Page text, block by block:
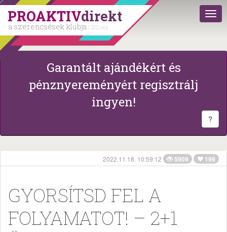
PROAKTIVdirekt
a szerencsések klubja | 2011 óta
Garantált ajándékért és
pénznyereményért regisztrálj
ingyen!
?
2022.11.18. 10:59:12 5909 199
GYORSÍTSD FEL A
FOLYAMATOT! – 2+1